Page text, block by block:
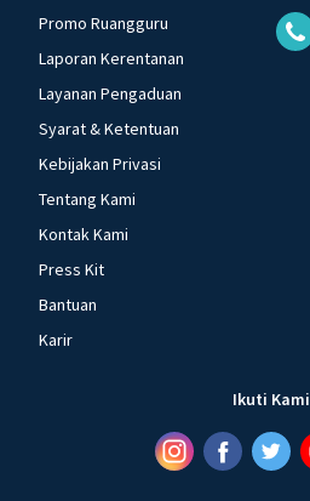
Promo Ruangguru
Laporan Kerentanan
Layanan Pengaduan
Syarat & Ketentuan
Kebijakan Privasi
Tentang Kami
Kontak Kami
Press Kit
Bantuan
Karir
Ikuti Kami